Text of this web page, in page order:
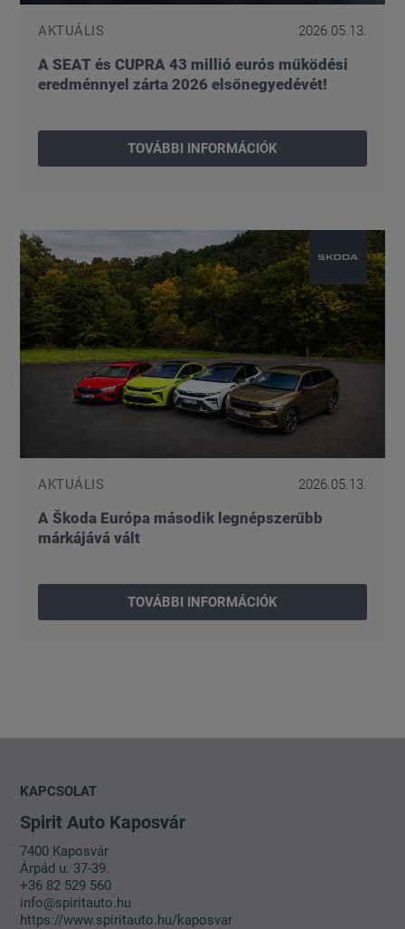
AKTUÁLIS 2026.05.13.
A SEAT és CUPRA 43 millió eurós működési
eredménnyel zárta 2026 elsőnegyedévét!
TOVÁBBI INFORMÁCIÓK
AKTUÁLIS 2026.05.13.
A Škoda Európa második legnépszerűbb
márkájává vált
TOVÁBBI INFORMÁCIÓK
KAPCSOLAT
Spirit Auto Kaposvár
7400 Kaposvár
Árpád u. 37-39.
+36 82 529 560
info@spiritauto.hu
https://www.spiritauto.hu/kaposvar